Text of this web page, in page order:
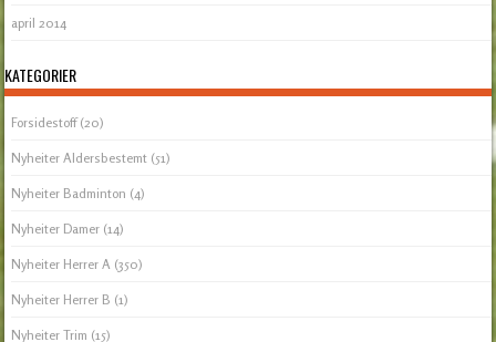
april 2014
KATEGORIER
Forsidestoff(20)
Nyheiter Aldersbestemt (51)
Nyheiter Badminton (4)
Nyheiter Damer (14)
Nyheiter Herrer A (350)
Nyheiter Herrer B (1)
Nyheiter Trim (15)